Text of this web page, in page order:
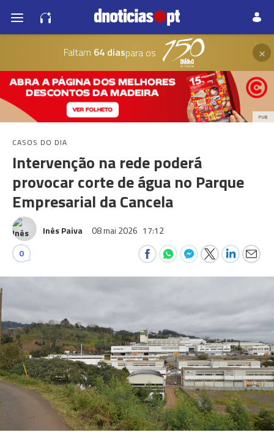
Faltam 64 diaspara os ×
PUB
CASOS DO DIA
Intervenção na rede poderá
provocar corte de água no Parque
Empresarial da Cancela
Inês Paiva 08 mai 2026 17:12
0